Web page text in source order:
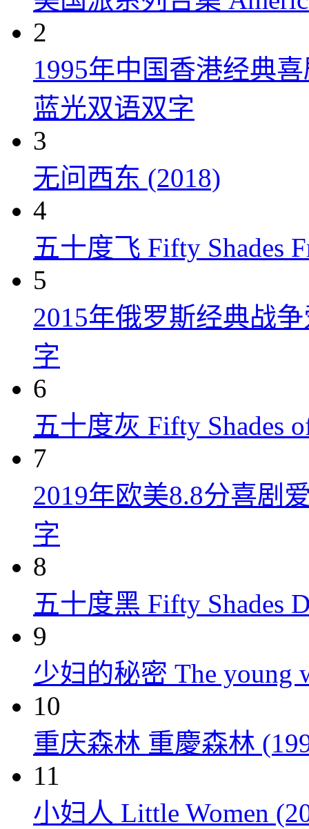
2
1995年中国香港经典
蓝光双语双字
3
无问西东 (2018)
4
五十度飞 Fifty Shades
5
2015年俄罗斯经典战
字
6
五十度灰 Fifty Shades
7
2019年欧美8.8分喜剧
字
8
五十度黑 Fifty Shades
9
少妇的秘密 The young
10
重庆森林 重慶森林
11
小妇人 Little Women